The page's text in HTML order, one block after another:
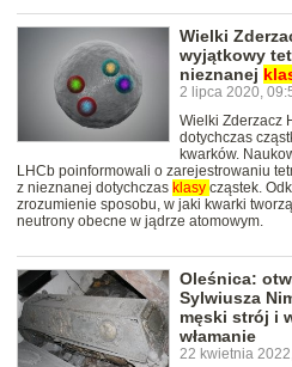
Wielki
wyjątkowy
nieznanej
2 lipca 2020,
Wielki Zderzacz
dotychczas
kwarków.
LHCb poinformowali o zarejestrowaniu
z nieznanej dotychczas klasy cząstek.
zrozumienie sposobu, w jaki kwarki
neutrony obecne w jądrze atomowym.
Oleśnica:
Sylwiusza
męski strój i
włamanie
22 kwietnia